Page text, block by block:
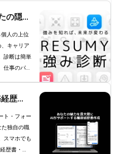
伝え方
でに上司に相談
伝える
後任者への配慮を怠らない
は何ですか？
強なのは？
ですか？
最強は？
使うメリットは？
の隠れ
アップ
人の上位
キャリア
診断は簡単
仕事のパフ
断にチャ
き出しま
歴
作成 -
ートと
約例
ト・フォー
独自の職
スマホでも
歴書・履